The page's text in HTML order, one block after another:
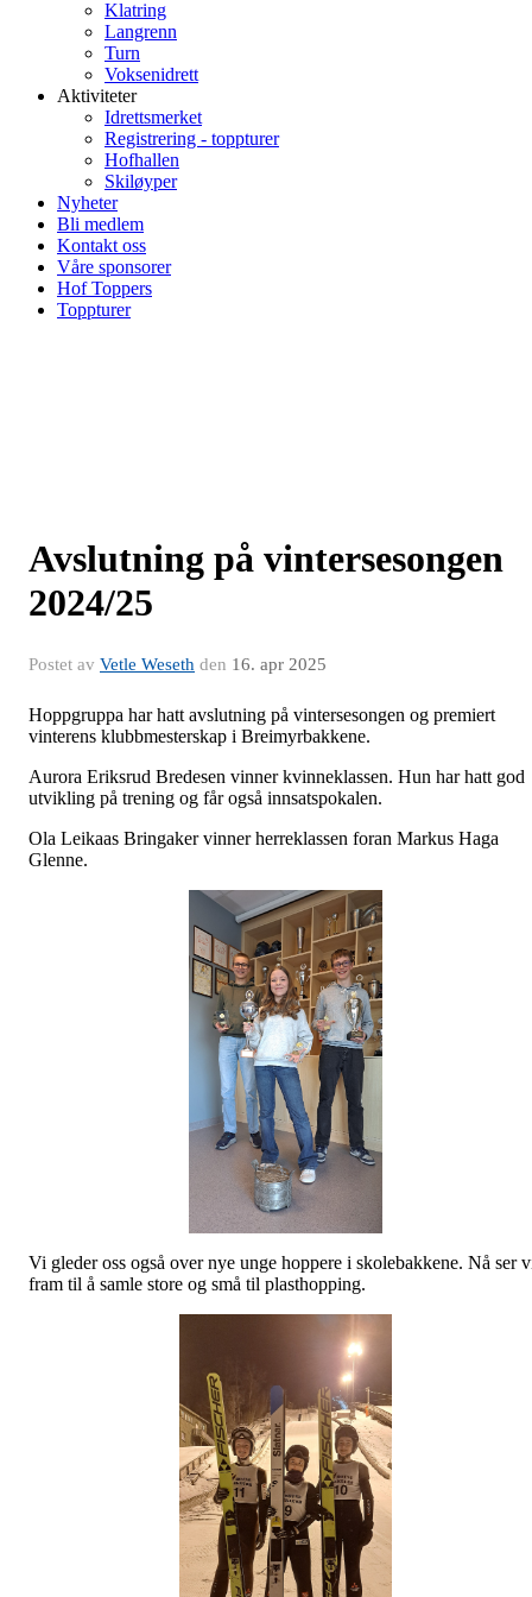
Klatring
Langrenn
Turn
Voksenidrett
Aktiviteter
Idrettsmerket
Registrering - toppturer
Hofhallen
Skiløyper
Nyheter
Bli medlem
Kontakt oss
Våre sponsorer
Hof Toppers
Toppturer
Avslutning på vintersesongen
2024/25
Postet av Vetle Weseth den 16. apr 2025
Hoppgruppa har hatt avslutning på vintersesongen og premiert
vinterens klubbmesterskap i Breimyrbakkene.
Aurora Eriksrud Bredesen vinner kvinneklassen. Hun har hatt god
utvikling på trening og får også innsatspokalen.
Ola Leikaas Bringaker vinner herreklassen foran Markus Haga
Glenne.
Vi gleder oss også over nye unge hoppere i skolebakkene. Nå ser
fram til å samle store og små til plasthopping.